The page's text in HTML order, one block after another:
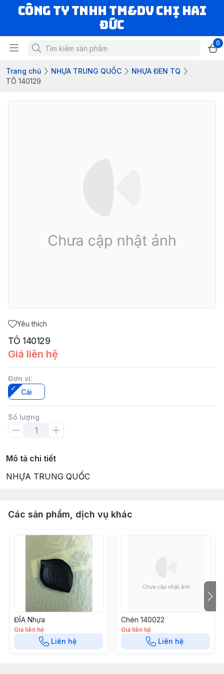
CÔNG TY TNHH TM&DV CHỊ HAI
ĐỨC
0
Trang chủ NHỰA TRUNG QUỐC
NHỰA ĐEN TQ
TÔ 140129
Yêu thích
TÔ 140129
Giá liên hệ
Đơn vị:
Cái
Số lượng
Mô tả chi tiết
NHỰA TRUNG QUỐC
Các sản phẩm, dịch vụ khác
ĐĨA Nhựa
Giá liên hệ
Liên hệ
Chén 140022
Giá liên hệ
Liên hệ